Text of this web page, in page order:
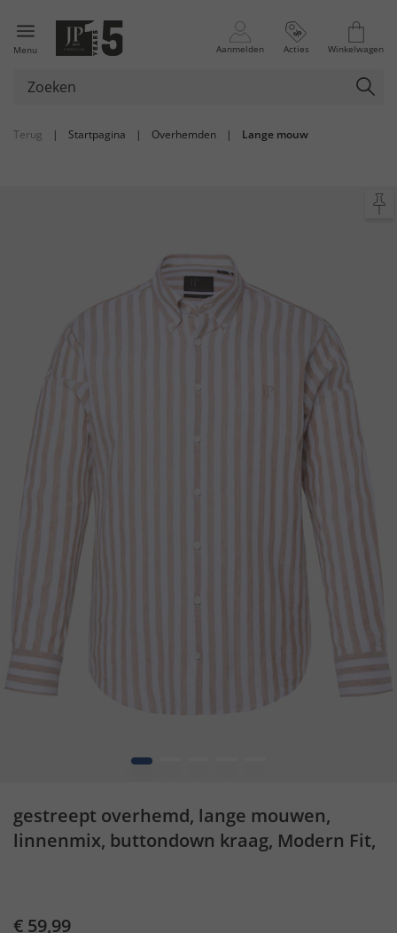
Menu Aanmelden Acties Winkelwagen
Terug | Startpagina | Overhemden | Lange mouw
1
gestreept overhemd, lange mouwen,
linnenmix, buttondown kraag, Modern Fit,
€ 59,99